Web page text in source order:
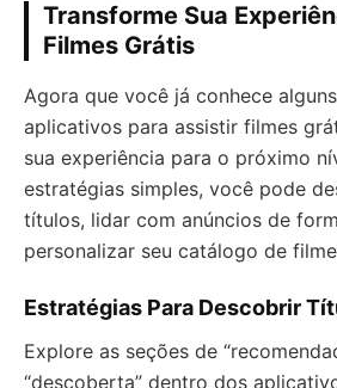
Transforme Sua
Filmes Grátis
Agora que você já conhece
aplicativos para assistir filmes
sua experiência para o próximo
estratégias simples, você pode
títulos, lidar com anúncios de
personalizar seu catálogo de
Estratégias Para Descobrir
Explore as seções de
“descoberta” dentro dos